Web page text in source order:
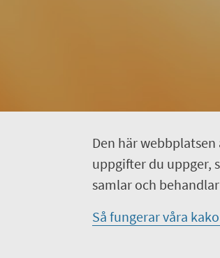
Den här
uppgifter du uppger,
samlar och
Så fungerar våra